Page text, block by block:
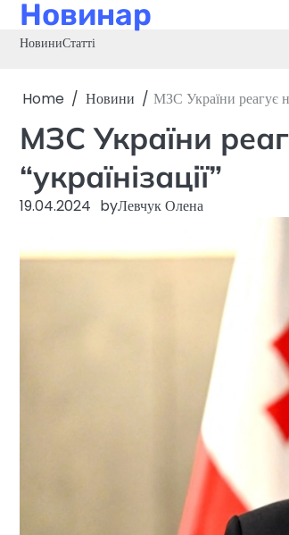
Skip
content
Новинар
НовиниСтатті
Home Новини МЗС України реагує
МЗС України
“українізації”
19.04.2024 byЛевчук Олена